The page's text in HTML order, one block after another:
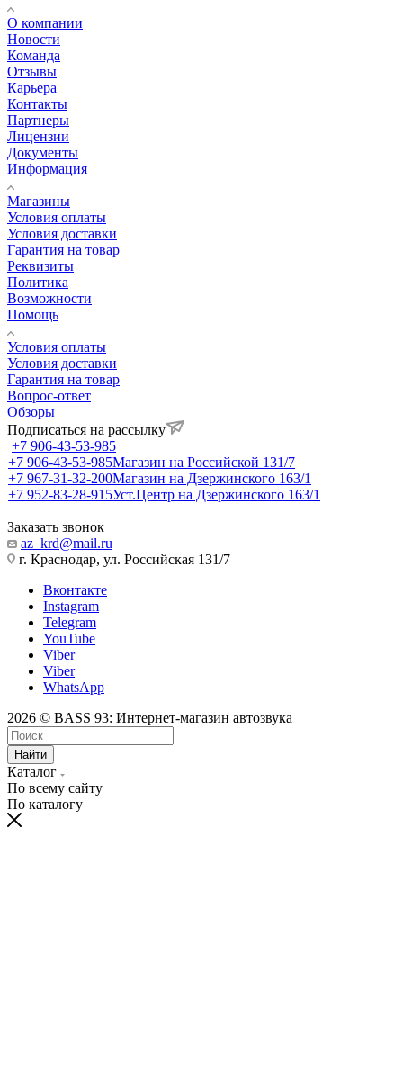
О компании
Новости
Команда
Отзывы
Карьера
Контакты
Партнеры
Лицензии
Документы
Информация
Магазины
Условия оплаты
Условия доставки
Гарантия на товар
Реквизиты
Политика
Возможности
Помощь
Условия оплаты
Условия доставки
Гарантия на товар
Вопрос-ответ
Обзоры
Подписаться на рассылку
+7 906-43-53-985
+7 906-43-53-985Магазин на Российской 131/7
+7 967-31-32-200Магазин на Дзержинского 163/1
+7 952-83-28-915Уст.Центр на Дзержинского 163/1
Заказать звонок
az_krd@mail.ru
г. Краснодар, ул. Российская 131/7
Вконтакте
Instagram
Telegram
YouTube
Viber
Viber
WhatsApp
2026 © BASS 93: Интернет-магазин автозвука
Найти
Каталог
По всему сайту
По каталогу